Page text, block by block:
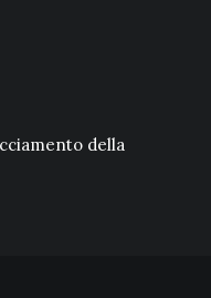
della